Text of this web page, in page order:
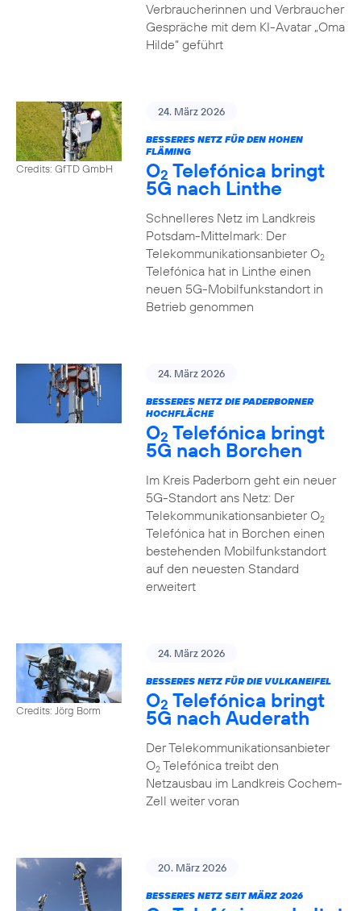
Verbraucherinnen und Verbraucher
Gespräche mit dem KI-Avatar „Oma
Hilde“ geführt
Credits: GfTD GmbH
24. März 2026
BESSERES NETZ FÜR DEN HOHEN
FLÄMING
O2 Telefónica bringt
5G nach Linthe
Schnelleres Netz im Landkreis
Potsdam-Mittelmark: Der
Telekommunikationsanbieter O2
Telefónica hat in Linthe einen
neuen 5G-Mobilfunkstandort in
Betrieb genommen
24. März 2026
BESSERES NETZ DIE PADERBORNER
HOCHFLÄCHE
O2 Telefónica bringt
5G nach Borchen
Im Kreis Paderborn geht ein neuer
5G-Standort ans Netz: Der
Telekommunikationsanbieter O2
Telefónica hat in Borchen einen
bestehenden Mobilfunkstandort
auf den neuesten Standard
erweitert
Credits: Jörg Borm
24. März 2026
BESSERES NETZ FÜR DIE VULKANEIFEL
O2 Telefónica bringt
5G nach Auderath
Der Telekommunikationsanbieter
O2Telefónica treibt den
Netzausbau im Landkreis Cochem-
Zell weiter voran
20. März 2026
BESSERES NETZ SEIT MÄRZ 2026